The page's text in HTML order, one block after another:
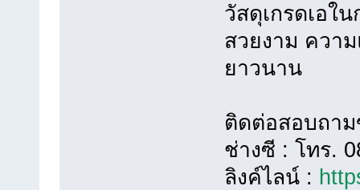
วัสดุเกรดเอใ
สวยงาม ควา
ยาวนาน
ติดต่อสอบถา
ช่างซี : โทร.
ลิงค์ไลน์ :